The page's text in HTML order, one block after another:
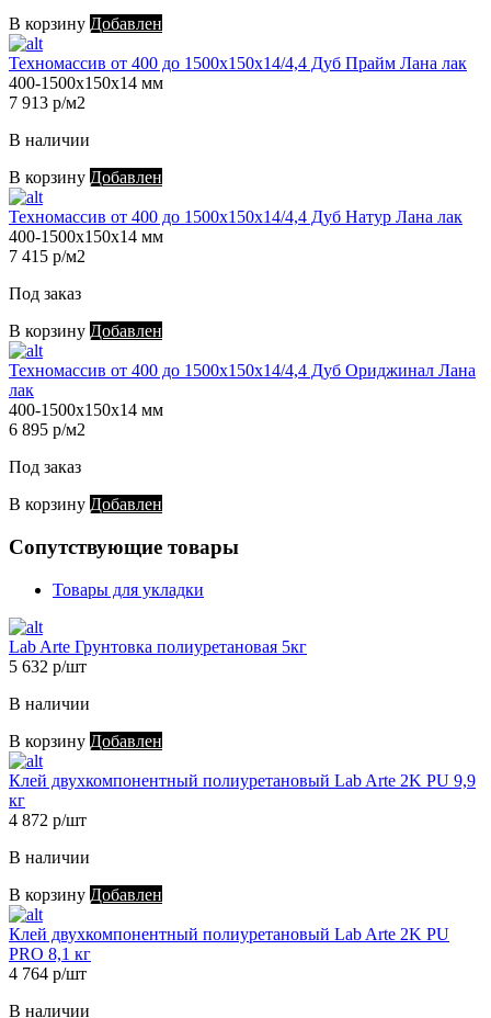
В корзину Добавлен
Техномассив от 400 до 1500х150х14/4,4 Дуб Прайм Лана лак
400-1500х150х14 мм
7 913 р/м2
В наличии
В корзину Добавлен
Техномассив от 400 до 1500х150х14/4,4 Дуб Натур Лана лак
400-1500х150х14 мм
7 415 р/м2
Под заказ
В корзину Добавлен
Техномассив от 400 до 1500х150х14/4,4 Дуб Ориджинал Лана
лак
400-1500х150х14 мм
6 895 р/м2
Под заказ
В корзину Добавлен
Сопутствующие товары
Товары для укладки
Lab Arte Грунтовка полиуретановая 5кг
5 632 р/шт
В наличии
В корзину Добавлен
Клей двухкомпонентный полиуретановый Lab Arte 2K PU 9,9
кг
4 872 р/шт
В наличии
В корзину Добавлен
Клей двухкомпонентный полиуретановый Lab Arte 2K PU
PRO 8,1 кг
4 764 р/шт
В наличии